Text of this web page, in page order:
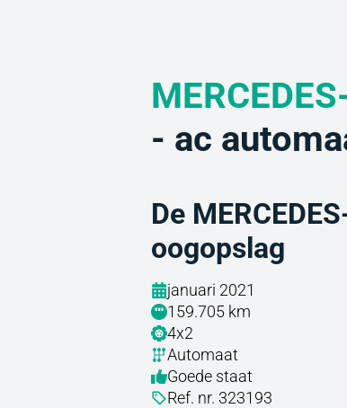
- ac
De
oogopslag
januari 2021
159.705 km
4x2
Automaat
Goede staat
Ref. nr. 323193